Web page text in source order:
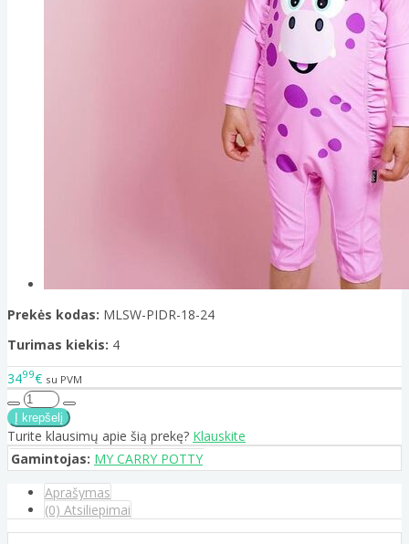
Prekės kodas: MLSW-PIDR-18-24
Turimas kiekis: 4
3499€ su PVM
Turite klausimų apie šią prekę? Klauskite
Gamintojas: MY CARRY POTTY
Aprašymas
(0) Atsiliepimai